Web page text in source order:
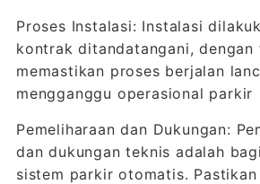
Proses Instalasi: Instalasi
kontrak ditandatangani, dengan
memastikan proses berjalan
mengganggu operasional parkir
Pemeliharaan dan Dukungan:
dan dukungan teknis adalah
sistem parkir otomatis. Pastikan